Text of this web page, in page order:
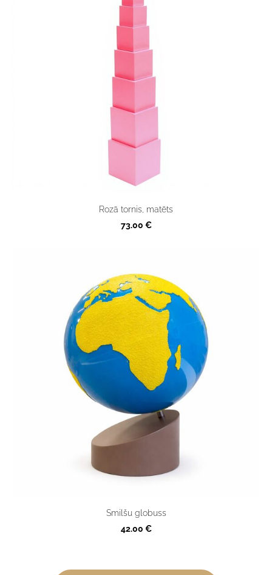
Rozā tornis, matēts
73.00 €
Smilšu globuss
42.00 €